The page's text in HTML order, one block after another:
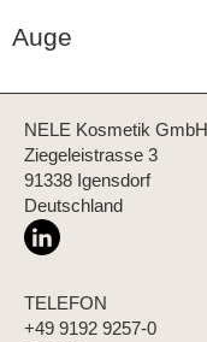
Auge
NELE Kosmetik GmbH
Ziegeleistrasse 3
91338 Igensdorf
Deutschland
TELEFON
+49 9192 9257-0